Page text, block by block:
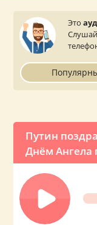
прослушать и
телефон.
Это
Путин
Днём Ангела